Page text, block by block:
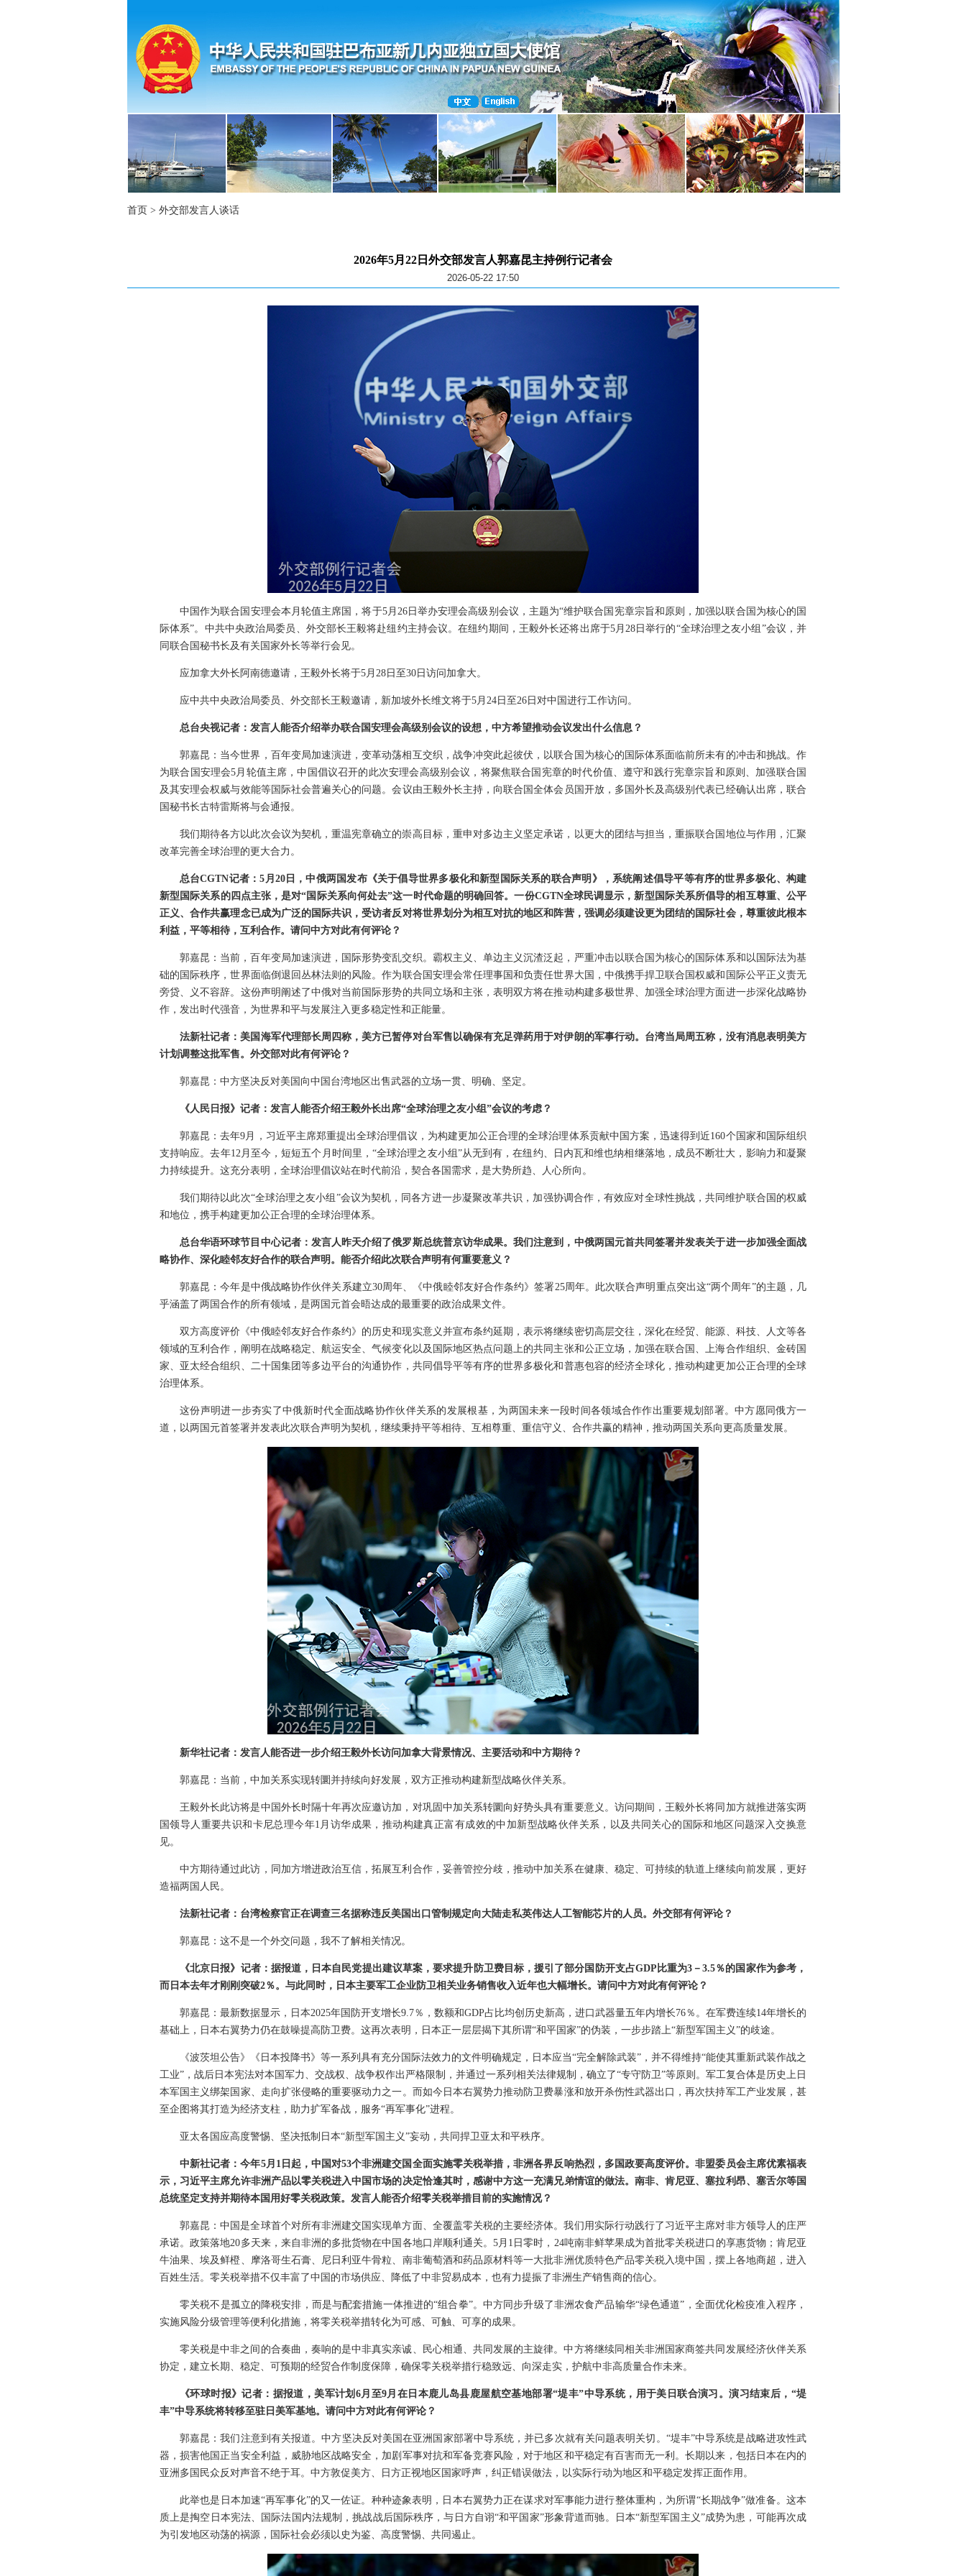
首页 > 外交部发言人谈话
2026年5月22日外交部发言人郭嘉昆主持例行记者会
2026-05-22 17:50
中国作为联合国安理会本月轮值主席国，将于5月26日举办安理会高级别会议，主题为“维护联合国宪章宗旨和原则，加强以联合国为核心的国
际体系”。中共中央政治局委员、外交部长王毅将赴纽约主持会议。在纽约期间，王毅外长还将出席于5月28日举行的“全球治理之友小组”会议，并
同联合国秘书长及有关国家外长等举行会见。
应加拿大外长阿南德邀请，王毅外长将于5月28日至30日访问加拿大。
应中共中央政治局委员、外交部长王毅邀请，新加坡外长维文将于5月24日至26日对中国进行工作访问。
总台央视记者：发言人能否介绍举办联合国安理会高级别会议的设想，中方希望推动会议发出什么信息？
郭嘉昆：当今世界，百年变局加速演进，变革动荡相互交织，战争冲突此起彼伏，以联合国为核心的国际体系面临前所未有的冲击和挑战。作
为联合国安理会5月轮值主席，中国倡议召开的此次安理会高级别会议，将聚焦联合国宪章的时代价值、遵守和践行宪章宗旨和原则、加强联合国
及其安理会权威与效能等国际社会普遍关心的问题。会议由王毅外长主持，向联合国全体会员国开放，多国外长及高级别代表已经确认出席，联合
国秘书长古特雷斯将与会通报。
我们期待各方以此次会议为契机，重温宪章确立的崇高目标，重申对多边主义坚定承诺，以更大的团结与担当，重振联合国地位与作用，汇聚
改革完善全球治理的更大合力。
总台CGTN记者：5月20日，中俄两国发布《关于倡导世界多极化和新型国际关系的联合声明》，系统阐述倡导平等有序的世界多极化、构建
新型国际关系的四点主张，是对“国际关系向何处去”这一时代命题的明确回答。一份CGTN全球民调显示，新型国际关系所倡导的相互尊重、公平
正义、合作共赢理念已成为广泛的国际共识，受访者反对将世界划分为相互对抗的地区和阵营，强调必须建设更为团结的国际社会，尊重彼此根本
利益，平等相待，互利合作。请问中方对此有何评论？
郭嘉昆：当前，百年变局加速演进，国际形势变乱交织。霸权主义、单边主义沉渣泛起，严重冲击以联合国为核心的国际体系和以国际法为基
础的国际秩序，世界面临倒退回丛林法则的风险。作为联合国安理会常任理事国和负责任世界大国，中俄携手捍卫联合国权威和国际公平正义责无
旁贷、义不容辞。这份声明阐述了中俄对当前国际形势的共同立场和主张，表明双方将在推动构建多极世界、加强全球治理方面进一步深化战略协
作，发出时代强音，为世界和平与发展注入更多稳定性和正能量。
法新社记者：美国海军代理部长周四称，美方已暂停对台军售以确保有充足弹药用于对伊朗的军事行动。台湾当局周五称，没有消息表明美方
计划调整这批军售。外交部对此有何评论？
郭嘉昆：中方坚决反对美国向中国台湾地区出售武器的立场一贯、明确、坚定。
《人民日报》记者：发言人能否介绍王毅外长出席“全球治理之友小组”会议的考虑？
郭嘉昆：去年9月，习近平主席郑重提出全球治理倡议，为构建更加公正合理的全球治理体系贡献中国方案，迅速得到近160个国家和国际组织
支持响应。去年12月至今，短短五个月时间里，“全球治理之友小组”从无到有，在纽约、日内瓦和维也纳相继落地，成员不断壮大，影响力和凝聚
力持续提升。这充分表明，全球治理倡议站在时代前沿，契合各国需求，是大势所趋、人心所向。
我们期待以此次“全球治理之友小组”会议为契机，同各方进一步凝聚改革共识，加强协调合作，有效应对全球性挑战，共同维护联合国的权威
和地位，携手构建更加公正合理的全球治理体系。
总台华语环球节目中心记者：发言人昨天介绍了俄罗斯总统普京访华成果。我们注意到，中俄两国元首共同签署并发表关于进一步加强全面战
略协作、深化睦邻友好合作的联合声明。能否介绍此次联合声明有何重要意义？
郭嘉昆：今年是中俄战略协作伙伴关系建立30周年、《中俄睦邻友好合作条约》签署25周年。此次联合声明重点突出这“两个周年”的主题，几
乎涵盖了两国合作的所有领域，是两国元首会晤达成的最重要的政治成果文件。
双方高度评价《中俄睦邻友好合作条约》的历史和现实意义并宣布条约延期，表示将继续密切高层交往，深化在经贸、能源、科技、人文等各
领域的互利合作，阐明在战略稳定、航运安全、气候变化以及国际地区热点问题上的共同主张和公正立场，加强在联合国、上海合作组织、金砖国
家、亚太经合组织、二十国集团等多边平台的沟通协作，共同倡导平等有序的世界多极化和普惠包容的经济全球化，推动构建更加公正合理的全球
治理体系。
这份声明进一步夯实了中俄新时代全面战略协作伙伴关系的发展根基，为两国未来一段时间各领域合作作出重要规划部署。中方愿同俄方一
道，以两国元首签署并发表此次联合声明为契机，继续秉持平等相待、互相尊重、重信守义、合作共赢的精神，推动两国关系向更高质量发展。
新华社记者：发言人能否进一步介绍王毅外长访问加拿大背景情况、主要活动和中方期待？
郭嘉昆：当前，中加关系实现转圜并持续向好发展，双方正推动构建新型战略伙伴关系。
王毅外长此访将是中国外长时隔十年再次应邀访加，对巩固中加关系转圜向好势头具有重要意义。访问期间，王毅外长将同加方就推进落实两
国领导人重要共识和卡尼总理今年1月访华成果，推动构建真正富有成效的中加新型战略伙伴关系，以及共同关心的国际和地区问题深入交换意
见。
中方期待通过此访，同加方增进政治互信，拓展互利合作，妥善管控分歧，推动中加关系在健康、稳定、可持续的轨道上继续向前发展，更好
造福两国人民。
法新社记者：台湾检察官正在调查三名据称违反美国出口管制规定向大陆走私英伟达人工智能芯片的人员。外交部有何评论？
郭嘉昆：这不是一个外交问题，我不了解相关情况。
《北京日报》记者：据报道，日本自民党提出建议草案，要求提升防卫费目标，援引了部分国防开支占GDP比重为3－3.5％的国家作为参考，
而日本去年才刚刚突破2％。与此同时，日本主要军工企业防卫相关业务销售收入近年也大幅增长。请问中方对此有何评论？
郭嘉昆：最新数据显示，日本2025年国防开支增长9.7％，数额和GDP占比均创历史新高，进口武器量五年内增长76％。在军费连续14年增长的
基础上，日本右翼势力仍在鼓噪提高防卫费。这再次表明，日本正一层层揭下其所谓“和平国家”的伪装，一步步踏上“新型军国主义”的歧途。
《波茨坦公告》《日本投降书》等一系列具有充分国际法效力的文件明确规定，日本应当“完全解除武装”，并不得维持“能使其重新武装作战之
工业”，战后日本宪法对本国军力、交战权、战争权作出严格限制，并通过一系列相关法律规制，确立了“专守防卫”等原则。军工复合体是历史上日
本军国主义绑架国家、走向扩张侵略的重要驱动力之一。而如今日本右翼势力推动防卫费暴涨和放开杀伤性武器出口，再次扶持军工产业发展，甚
至企图将其打造为经济支柱，助力扩军备战，服务“再军事化”进程。
亚太各国应高度警惕、坚决抵制日本“新型军国主义”妄动，共同捍卫亚太和平秩序。
中新社记者：今年5月1日起，中国对53个非洲建交国全面实施零关税举措，非洲各界反响热烈，多国政要高度评价。非盟委员会主席优素福表
示，习近平主席允许非洲产品以零关税进入中国市场的决定恰逢其时，感谢中方这一充满兄弟情谊的做法。南非、肯尼亚、塞拉利昂、塞舌尔等国
总统坚定支持并期待本国用好零关税政策。发言人能否介绍零关税举措目前的实施情况？
郭嘉昆：中国是全球首个对所有非洲建交国实现单方面、全覆盖零关税的主要经济体。我们用实际行动践行了习近平主席对非方领导人的庄严
承诺。政策落地20多天来，来自非洲的多批货物在中国各地口岸顺利通关。5月1日零时，24吨南非鲜苹果成为首批零关税进口的享惠货物；肯尼亚
牛油果、埃及鲜橙、摩洛哥生石膏、尼日利亚牛骨粒、南非葡萄酒和药品原材料等一大批非洲优质特色产品零关税入境中国，摆上各地商超，进入
百姓生活。零关税举措不仅丰富了中国的市场供应、降低了中非贸易成本，也有力提振了非洲生产销售商的信心。
零关税不是孤立的降税安排，而是与配套措施一体推进的“组合拳”。中方同步升级了非洲农食产品输华“绿色通道”，全面优化检疫准入程序，
实施风险分级管理等便利化措施，将零关税举措转化为可感、可触、可享的成果。
零关税是中非之间的合奏曲，奏响的是中非真实亲诚、民心相通、共同发展的主旋律。中方将继续同相关非洲国家商签共同发展经济伙伴关系
协定，建立长期、稳定、可预期的经贸合作制度保障，确保零关税举措行稳致远、向深走实，护航中非高质量合作未来。
《环球时报》记者：据报道，美军计划6月至9月在日本鹿儿岛县鹿屋航空基地部署“堤丰”中导系统，用于美日联合演习。演习结束后，“堤
丰”中导系统将转移至驻日美军基地。请问中方对此有何评论？
郭嘉昆：我们注意到有关报道。中方坚决反对美国在亚洲国家部署中导系统，并已多次就有关问题表明关切。“堤丰”中导系统是战略进攻性武
器，损害他国正当安全利益，威胁地区战略安全，加剧军事对抗和军备竞赛风险，对于地区和平稳定有百害而无一利。长期以来，包括日本在内的
亚洲多国民众反对声音不绝于耳。中方敦促美方、日方正视地区国家呼声，纠正错误做法，以实际行动为地区和平稳定发挥正面作用。
此举也是日本加速“再军事化”的又一佐证。种种迹象表明，日本右翼势力正在谋求对军事能力进行整体重构，为所谓“长期战争”做准备。这本
质上是掏空日本宪法、国际法国内法规制，挑战战后国际秩序，与日方自诩“和平国家”形象背道而驰。日本“新型军国主义”成势为患，可能再次成
为引发地区动荡的祸源，国际社会必须以史为鉴、高度警惕、共同遏止。